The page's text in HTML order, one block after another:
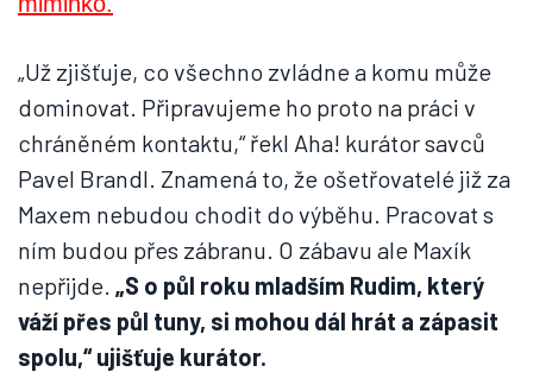
„Už zjišťuje, co všechno zvládne a komu může
dominovat. Připravujeme ho proto na práci v
chráněném kontaktu,“ řekl Aha! kurátor savců
Pavel Brandl. Znamená to, že ošetřovatelé již za
Maxem nebudou chodit do výběhu. Pracovat s
ním budou přes zábranu. O zábavu ale Maxík
nepřijde. „S o půl roku mladším Rudim, který
váží přes půl tuny, si mohou dál hrát a zápasit
spolu,“ ujišťuje kurátor.